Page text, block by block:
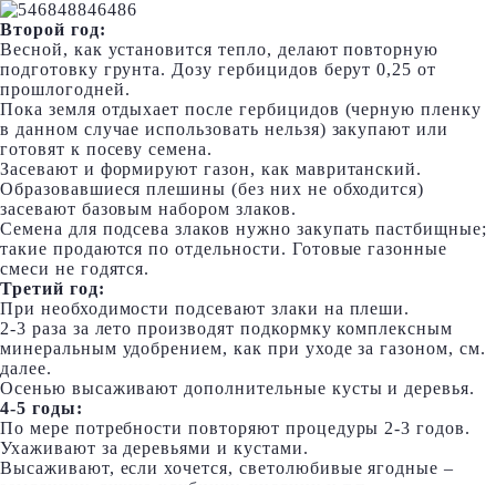
Второй год:
Весной, как установится тепло, делают повторную
подготовку грунта. Дозу гербицидов берут 0,25 от
прошлогодней.
Пока земля отдыхает после гербицидов (черную пленку
в данном случае использовать нельзя) закупают или
готовят к посеву семена.
Засевают и формируют газон, как мавританский.
Образовавшиеся плешины (без них не обходится)
засевают базовым набором злаков.
Семена для подсева злаков нужно закупать пастбищные;
такие продаются по отдельности. Готовые газонные
смеси не годятся.
Третий год:
При необходимости подсевают злаки на плеши.
2-3 раза за лето производят подкормку комплексным
минеральным удобрением, как при уходе за газоном, см.
далее.
Осенью высаживают дополнительные кусты и деревья.
4-5 годы:
По мере потребности повторяют процедуры 2-3 годов.
Ухаживают за деревьями и кустами.
Высаживают, если хочется, светолюбивые ягодные –